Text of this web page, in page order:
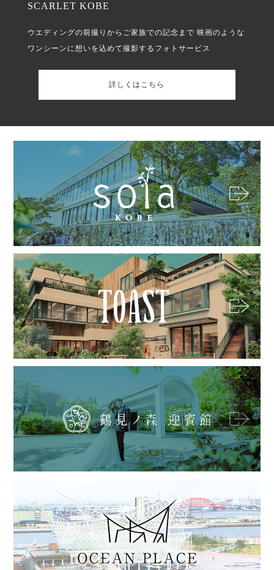
SCARLET KOBE
ウエディングの前撮りからご家族での記念まで 映画のような
ワンシーンに想いを込めて撮影するフォトサービス
詳しくはこちら